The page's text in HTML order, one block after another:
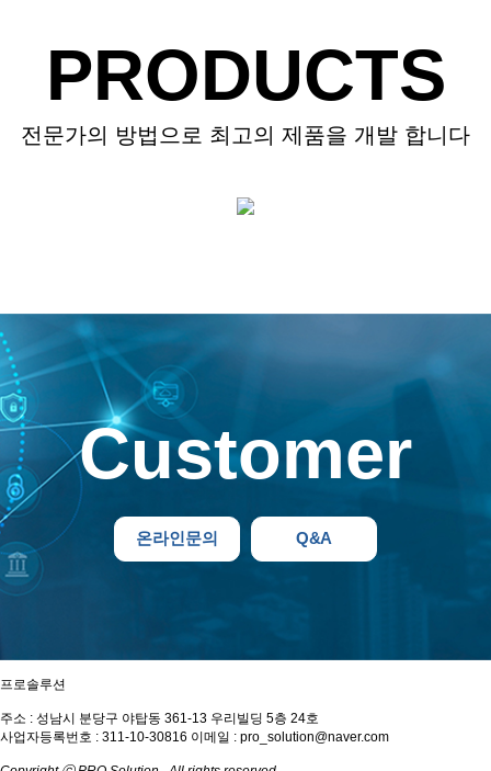
PRODUCTS
전문가의 방법으로 최고의 제품을 개발 합니다
Customer
온라인문의 Q&A
프로솔루션
주소 : 성남시 분당구 야탑동 361-13 우리빌딩 5층 24호
사업자등록번호 : 311-10-30816 이메일 : pro_solution@naver.com